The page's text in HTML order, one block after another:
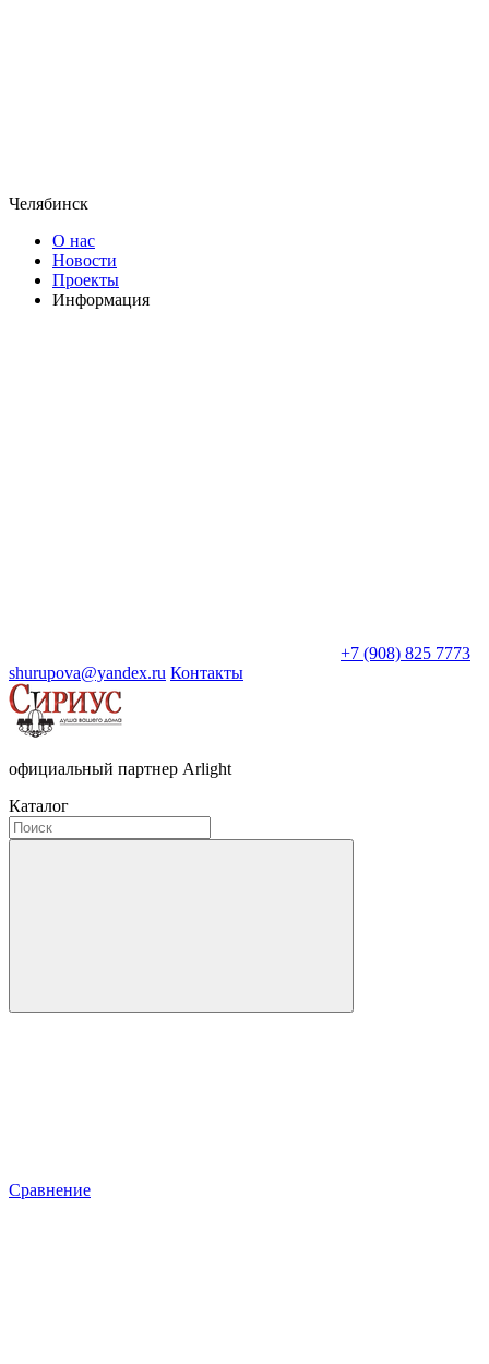
Челябинск
О нас
Новости
Проекты
Информация
+7 (908) 825 7773
shurupova@yandex.ru Контакты
официальный партнер Arlight
Каталог
Сравнение